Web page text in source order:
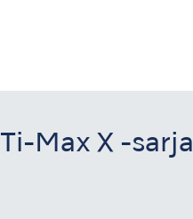
Ti-Max X -sarja